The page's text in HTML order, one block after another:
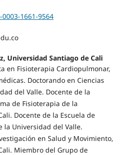
1661-9564
Universidad Santiago de Cali
en Fisioterapia Cardiopulmonar,
Doctorando en Ciencias
del Valle. Docente de la
de Fisioterapia de la
Docente de la Escuela de
la Universidad del Valle.
en Salud y Movimiento,
Miembro del Grupo de